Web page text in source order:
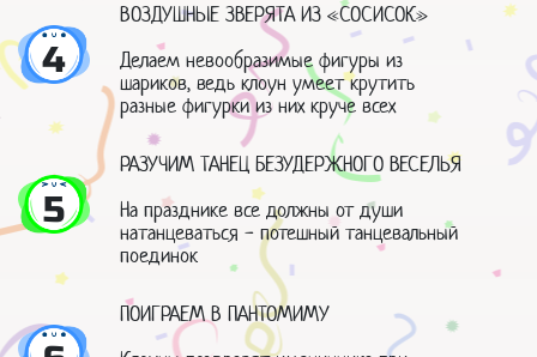
4
ВОЗДУШНЫЕ ЗВЕРЯТА ИЗ «СОСИСОК»
Делаем невообразимые фигуры из
шариков, ведь клоун умеет крутить
разные фигурки из них круче всех
5
РАЗУЧИМ ТАНЕЦ БЕЗУДЕРЖНОГО ВЕСЕЛЬЯ
На празднике все должны от души
натанцеваться - потешный танцевальный
поединок
ПОИГРАЕМ В ПАНТОМИМУ